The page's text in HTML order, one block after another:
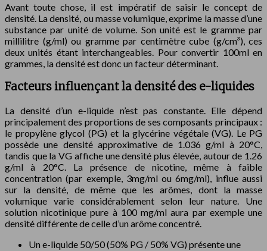
Avant toute chose, il est impératif de saisir le concept de
densité. La densité, ou masse volumique, exprime la masse d’une
substance par unité de volume. Son unité est le gramme par
millilitre (g/ml) ou gramme par centimètre cube (g/cm³), ces
deux unités étant interchangeables. Pour convertir 100ml en
grammes, la densité est donc un facteur déterminant.
Facteurs influençant la densité des e-liquides
La densité d’un e-liquide n’est pas constante. Elle dépend
principalement des proportions de ses composants principaux :
le propylène glycol (PG) et la glycérine végétale (VG). Le PG
possède une densité approximative de 1.036 g/ml à 20°C,
tandis que la VG affiche une densité plus élevée, autour de 1.26
g/ml à 20°C. La présence de nicotine, même à faible
concentration (par exemple, 3mg/ml ou 6mg/ml), influe aussi
sur la densité, de même que les arômes, dont la masse
volumique varie considérablement selon leur nature. Une
solution nicotinique pure à 100 mg/ml aura par exemple une
densité différente de celle d’un arôme concentré.
Un e-liquide 50/50 (50% PG / 50% VG) présente une